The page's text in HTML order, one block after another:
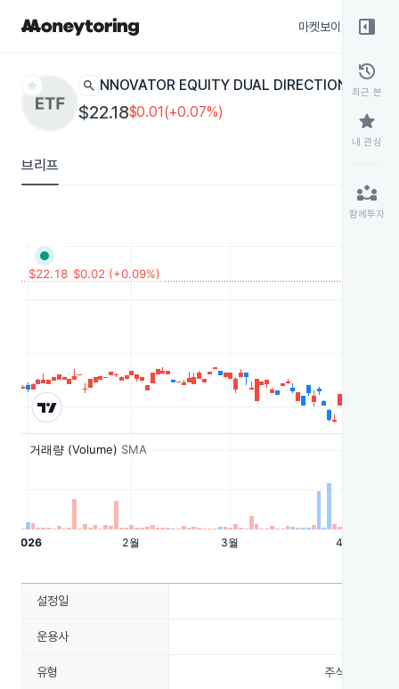
마켓보이스
star search INNOVATOR EQUITY DUAL DIRECTIONAL 15
$22.18$0.01(+0.07%)
브리프
right_panel_open
history
최근 본
star
내 관심
partner_exchange
함께투자